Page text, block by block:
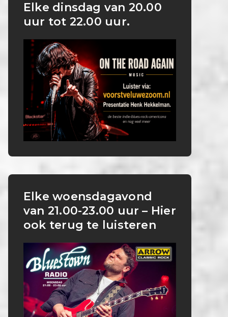
Elke dinsdag van 20.00
uur tot 22.00 uur.
Elke woensdagavond
van 21.00-23.00 uur – Hier
ook terug te luisteren